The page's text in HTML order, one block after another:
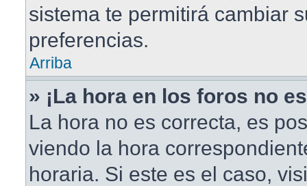
sistema te permitirá cambiar
preferencias.
Arriba
» ¡La hora en los foros no
La hora no es correcta, es
viendo la hora
horaria. Si este es el caso,